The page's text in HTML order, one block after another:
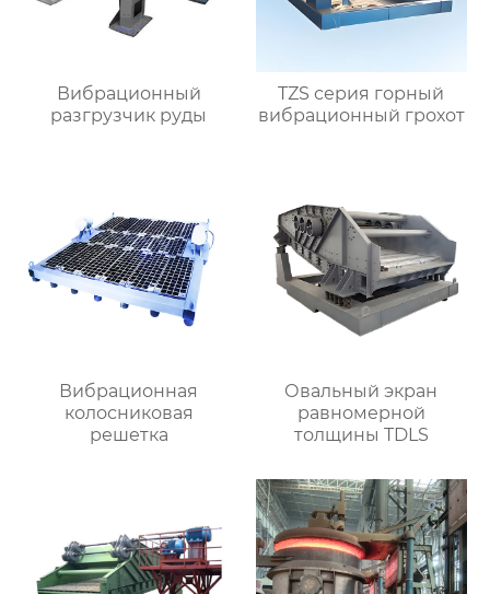
Вибрационный
разгрузчик руды
TZS серия горный
вибрационный грохот
Вибрационная
колосниковая
решетка
Овальный экран
равномерной
толщины TDLS